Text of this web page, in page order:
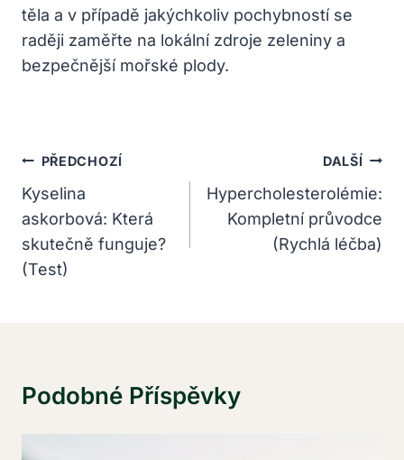
těla a v případě jakýchkoliv pochybností se
raději zaměřte na lokální zdroje zeleniny a
bezpečnější mořské plody.
Navigace
Pro
Příspěvek
PŘEDCHOZÍ
Kyselina
askorbová: Která
skutečně funguje?
(Test)
DALŠÍ
Hypercholesterolémie:
Kompletní průvodce
(Rychlá léčba)
Podobné Příspěvky